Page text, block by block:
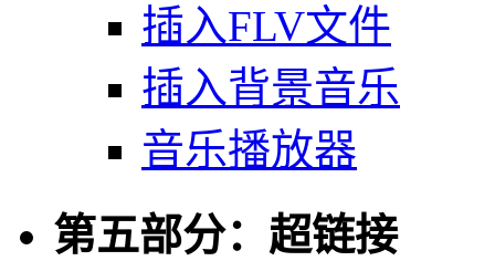
插入FLV文件
插入背景音乐
音乐播放器
第五部分：超链接